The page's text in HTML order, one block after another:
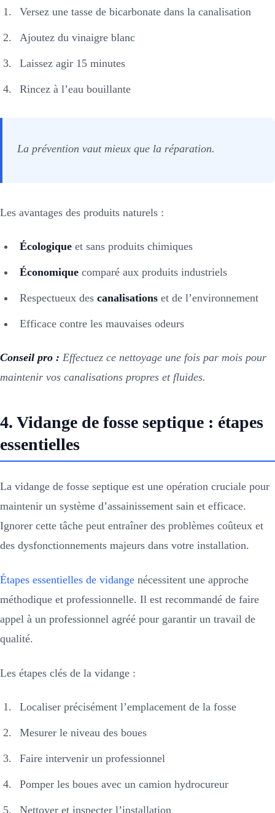
Versez une tasse de bicarbonate dans la canalisation
Ajoutez du vinaigre blanc
Laissez agir 15 minutes
Rincez à l’eau bouillante
La prévention vaut mieux que la réparation.
Les avantages des produits naturels :
Écologique et sans produits chimiques
Économique comparé aux produits industriels
Respectueux des canalisations et de l’environnement
Efficace contre les mauvaises odeurs
Conseil pro : Effectuez ce nettoyage une fois par mois pour
maintenir vos canalisations propres et fluides.
4. Vidange de fosse septique : étapes
essentielles
La vidange de fosse septique est une opération cruciale pour
maintenir un système d’assainissement sain et efficace.
Ignorer cette tâche peut entraîner des problèmes coûteux et
des dysfonctionnements majeurs dans votre installation.
Étapes essentielles de vidange nécessitent une approche
méthodique et professionnelle. Il est recommandé de faire
appel à un professionnel agréé pour garantir un travail de
qualité.
Les étapes clés de la vidange :
Localiser précisément l’emplacement de la fosse
Mesurer le niveau des boues
Faire intervenir un professionnel
Pomper les boues avec un camion hydrocureur
Nettoyer et inspecter l’installation